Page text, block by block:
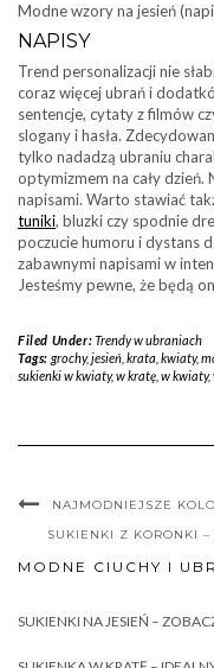
Modne wzory na jesień
NAPISY
Trend personalizacji nie
coraz więcej ubrań i
sentencje, cytaty z filmów
slogany i hasła.
tylko nadadzą ubraniu
optymizmem na cały dzień.
napisami. Warto stawiać
tuniki, bluzki czy spodnie
poczucie humoru i dystans
zabawnymi napisami w
Jesteśmy pewne, że będą
Filed Under:Trendy w ubraniach
Tags: grochy,jesień, krata kwiaty,
sukienki w kwiaty,w kratę w kwiaty,
NAJMODNIEJSZE
SUKIENKI Z KORONKI
MODNE CIUCHY I
SUKIENKI NA JESIEŃ –